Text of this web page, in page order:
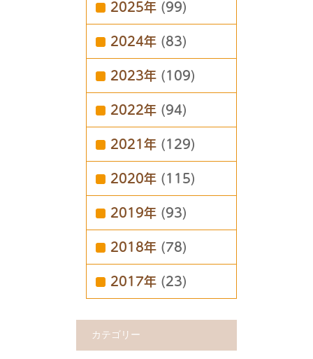
2025年 (99)
2024年 (83)
2023年 (109)
2022年 (94)
2021年 (129)
2020年 (115)
2019年 (93)
2018年 (78)
2017年 (23)
カテゴリー